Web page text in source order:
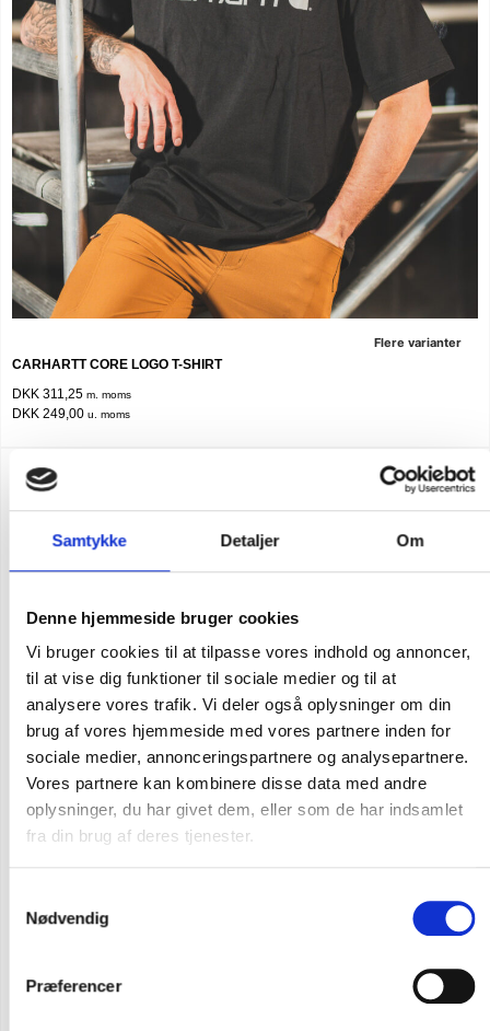
Samtykke Detaljer Om
Denne hjemmeside bruger cookies
Vi bruger cookies til at tilpasse vores indhold og annoncer,
til at vise dig funktioner til sociale medier og til at
analysere vores trafik. Vi deler også oplysninger om din
brug af vores hjemmeside med vores partnere inden for
sociale medier, annonceringspartnere og analysepartnere.
Vores partnere kan kombinere disse data med andre
oplysninger, du har givet dem, eller som de har indsamlet
fra din brug af deres tjenester.
Nødvendig
Præferencer
Flere varianter
CARHARTT CORE LOGO T-SHIRT
DKK 311,25 m. moms
DKK 249,00 u. moms
NY FARVE POPULÆR